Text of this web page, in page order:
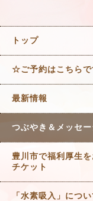
トップ
☆ご予約はこちら
最新情報
つぶやき＆メッセー
豊川市で福利厚生
チケット
「水素吸入」につい